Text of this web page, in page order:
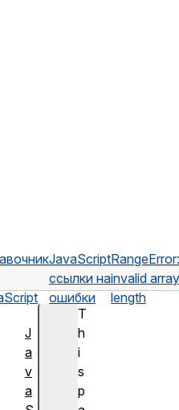
JavaScript
ссылки на
ошибки
RangeError:
invalid array
length
T
h
i
s
p
J
a
v
a